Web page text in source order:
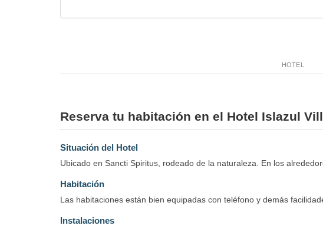
HOTEL
Reserva tu habitación en el Hotel Islazul
Situación del Hotel
Ubicado en Sancti Spiritus, rodeado de la naturaleza. En los
Habitación
Las habitaciones están bien equipadas con teléfono y demás
Instalaciones